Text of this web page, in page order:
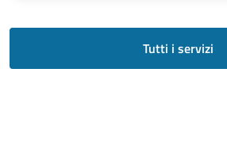
Tutti i servizi